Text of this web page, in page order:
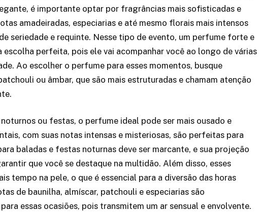
é importante optar por fragrâncias mais sofisticadas e
amadeiradas, especiarias e até mesmo florais mais intensos
seriedade e requinte. Nesse tipo de evento, um perfume forte e
escolha perfeita, pois ele vai acompanhar você ao longo de várias
Ao escolher o perfume para esses momentos, busque
ou âmbar, que são mais estruturadas e chamam atenção
ou festas, o perfume ideal pode ser mais ousado e
com suas notas intensas e misteriosas, são perfeitas para
baladas e festas noturnas deve ser marcante, e sua projeção
que você se destaque na multidão. Além disso, esses
tempo na pele, o que é essencial para a diversão das horas
de baunilha, almíscar, patchouli e especiarias são
essas ocasiões, pois transmitem um ar sensual e envolvente.